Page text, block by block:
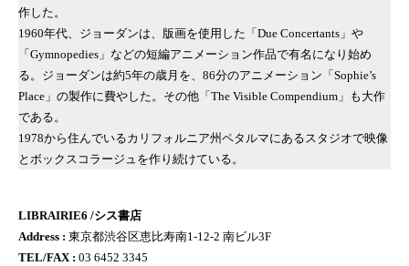
作した。
1960年代、ジョーダンは、版画を使用した「Due Concertants」や
「Gymnopedies」などの短編アニメーション作品で有名になり始め
る。ジョーダンは約5年の歳月を、86分のアニメーション「Sophie’s
Place」の製作に費やした。その他「The Visible Compendium」も大作
である。
1978から住んでいるカリフォルニア州ペタルマにあるスタジオで映像
とボックスコラージュを作り続けている。
LIBRAIRIE6 /シス書店
Address : 東京都渋谷区恵比寿南1-12-2 南ビル3F
TEL/FAX : 03 6452 3345